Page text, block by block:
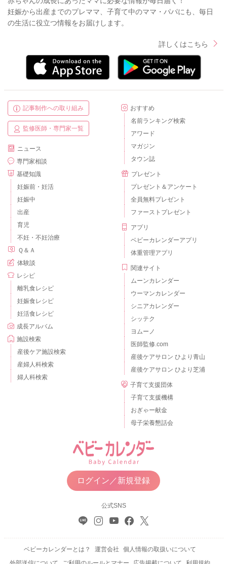
妊娠から出産までのプレママ、子育て中のママ・パパにも、毎日
の生活に役立つ情報をお届けします。
詳しくはこちら
記事制作への取り組み
監修医師・専門家一覧
ニュース
専門家相談
基礎知識
妊娠前・妊活
妊娠中
出産
育児
不妊・不妊治療
Ｑ＆Ａ
体験談
レシピ
離乳食レシピ
妊娠食レシピ
妊活食レシピ
成長アルバム
施設検索
産後ケア施設検索
産婦人科検索
婦人科検索
おすすめ
名前ランキング検索
アワード
マガジン
タウン誌
プレゼント
プレゼント＆アンケート
全員無料プレゼント
ファーストプレゼント
アプリ
ベビーカレンダーアプリ
体重管理アプリ
関連サイト
ムーンカレンダー
ウーマンカレンダー
シニアカレンダー
シッテク
ヨムーノ
医師監修.com
産後ケアサロン ひより青山
産後ケアサロン ひより芝浦
子育て支援団体
子育て支援機構
おぎゃー献金
母子栄養懇話会
ログイン／新規登録
公式SNS
ベビーカレンダーとは？ 運営会社
個人情報の取扱いについて